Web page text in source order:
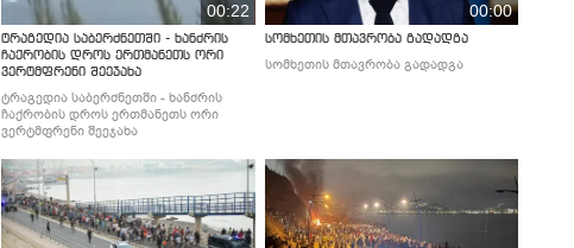
00:22
ტრაგედია საბერძნეთში - ხანძრის
ჩაქრობის დროს ერთმანეთს ორი
ვერტმფრენი შეეჯახა
ტრაგედია საბერძნეთში - ხანძრის
ჩაქრობის დროს ერთმანეთს ორი
ვერტმფრენი შეეჯახა
00:00
სომხეთის მთავრობა გადადგა
სომხეთის მთავრობა გადადგა